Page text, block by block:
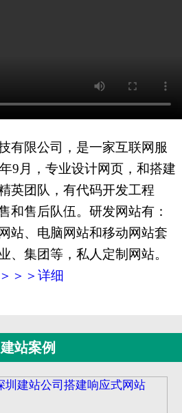
XML地图
限公司，是一家互联网服
9月，专业设计网页，和搭建
英团队，有代码开发工程
和售后队伍。研发网站有：
站、电脑网站和移动网站套
、集团等，私人定制网站。
＞＞＞详细
建站案例